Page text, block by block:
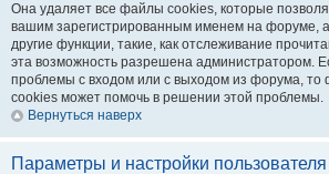
Она удаляет все файлы cookies, которые
вашим зарегистрированным именем на форуме,
другие функции, такие, как отслеживание
эта возможность разрешена администратором.
проблемы с входом или с выходом из форума, то
cookies может помочь в решении этой проблемы.
Вернуться наверх
Параметры и настройки пользователя